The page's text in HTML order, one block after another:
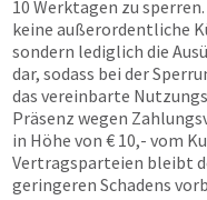
10 Werktagen zu
keine außerordentliche
sondern lediglich die
dar, sodass bei der
das vereinbarte
Präsenz wegen
in Höhe von € 10,- vom
Vertragsparteien bleibt
geringeren Schadens